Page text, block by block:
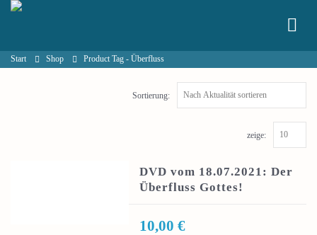
Start Shop Product Tag - Überfluss
Sortierung:
zeige:
DVD vom 18.07.2021: Der
Überfluss Gottes!
10,00€